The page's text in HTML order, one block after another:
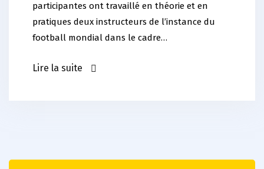
participantes ont travaillé en théorie et en
pratiques deux instructeurs de l’instance du
football mondial dans le cadre…
Lire la suite